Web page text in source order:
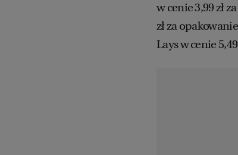
w cenie 3,99 zł
zł za
Lays w cenie